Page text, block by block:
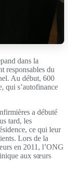
dans la
responsables du
Au début, 600
qui s’autofinance
a débuté
tard, les
ce qui leur
Lors de la
en 2011, l’ONG
aux sœurs